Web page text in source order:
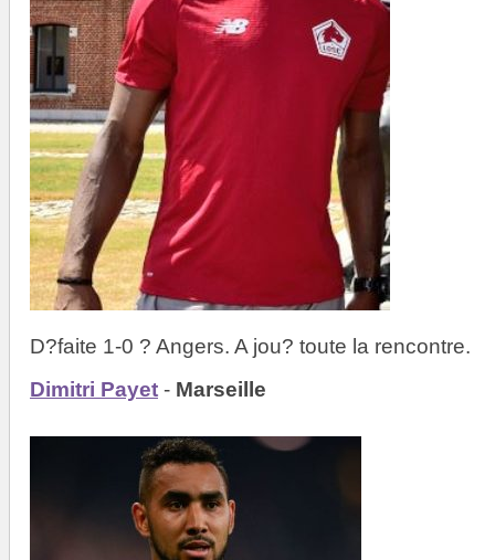
D?faite 1-0 ? Angers. A jou? toute la rencontre.
Dimitri Payet - Marseille